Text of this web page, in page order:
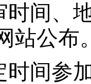
时间、
站公布
时间参